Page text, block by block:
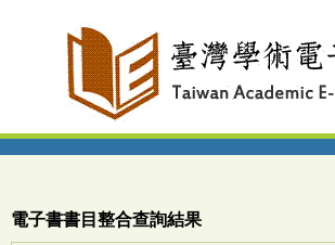
電子書書目整合查詢結果